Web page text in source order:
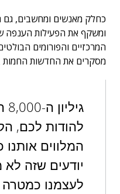
ומשקף את הפעילות הענפה
המרכזיים והפורומים
מסקרים את החדשות החמות
להודות לכם,
המלווים
יודעים שזה לא
לעצמנו